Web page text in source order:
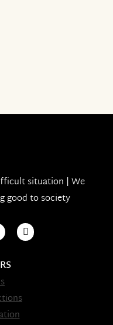
situation | We
good to society